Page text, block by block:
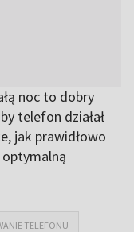
noc to dobry
telefon działał
jak prawidłowo
TELEFONU